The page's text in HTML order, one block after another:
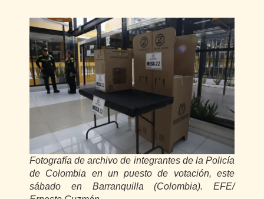
Fotografía de archivo de integrantes de la Policía
de Colombia en un puesto de votación, este
sábado en Barranquilla (Colombia). EFE/